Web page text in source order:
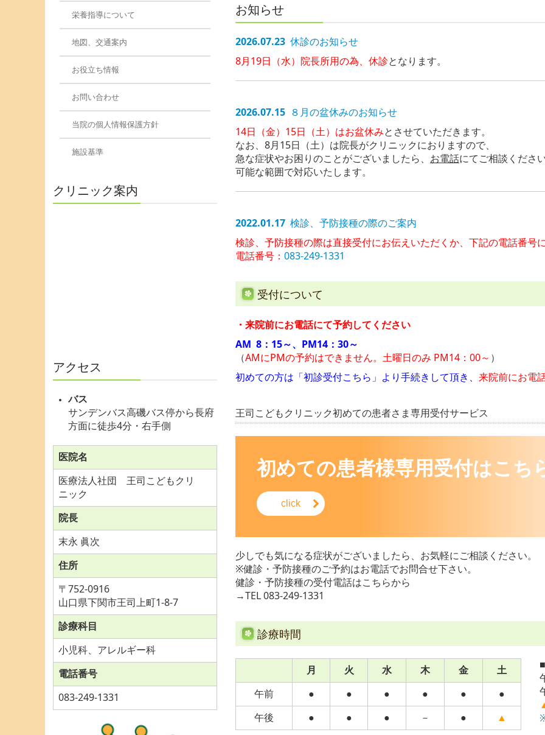
栄養指導について
地図、交通案内
お役立ち情報
お問い合わせ
当院の個人情報保護方針
施設基準
クリニック案内
アクセス
バス
サンデンバス高磯バス停から長府
方面に徒歩4分・右手側
医院名
医療法人社団 王司こどもクリ
ニック
院長
末永 眞次
住所
〒752-0916
山口県下関市王司上町1-8-7
診療科目
小児科、アレルギー科
電話番号
083-249-1331
お知らせ
2026.07.23 休診のお知らせ
8月19日（水）院長所用の為、休診となります。
2026.07.15 ８月の盆休みのお知らせ
14日（金）15日（土）はお盆休みとさせていただきます。
なお、8月15日（土）は院長がクリニックにおりますので、
急な症状やお困りのことがございましたら、 お電話にてご相談くださ
可能な範囲で対応いたします。
2022.01.17 検診、予防接種の際のご案内
検診、予防接種の際は直接受付にお伝えいただくか、下記の電話番号
電話番号： 083-249-1331
受付について
・来院前にお電話にて予約してください
AM 8：15～、 PM14：30～
（AMにPMの予約はできません。 土曜日のみ PM14：00～ ）
初めての方は「初診受付こちら 」より手続きして頂き、 来院前にお電
王司こどもクリニック初めての患者さま専用受付サービス
初めての患者様専用受付はこち
click
少しでも気になる症状がございましたら、お気軽にご相談ください。
※健診・予防接種のご予約はお電話でお問合せ下さい。
健診・予防接種の受付電話はこちらから
→TEL083-249-1331
診療時間
月 火 水 木 金
土
午前
● ● ● ● ●
●
午後
● ● ● － ● ▲